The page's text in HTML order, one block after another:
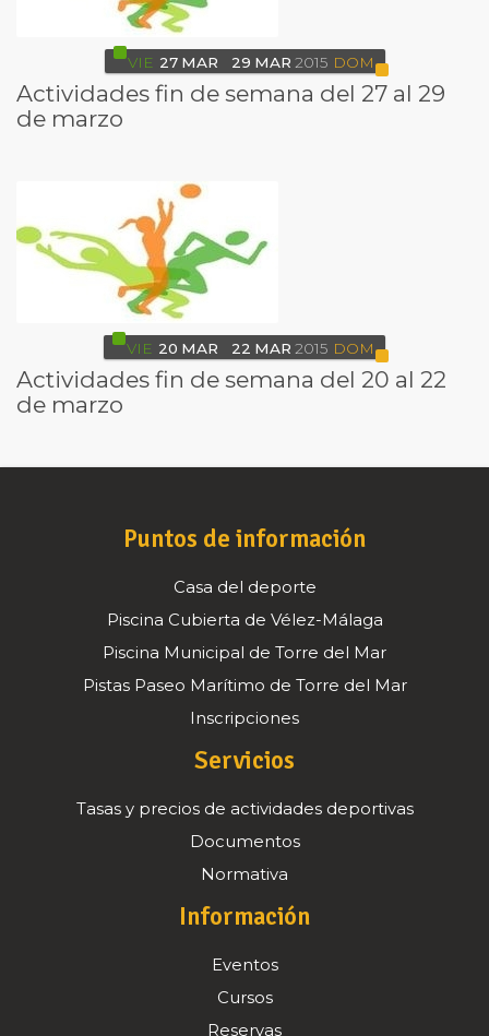
VIE 27 MAR 29 MAR 2015 DOM
Actividades fin de semana del 27 al 29
de marzo
VIE 20 MAR 22 MAR 2015 DOM
Actividades fin de semana del 20 al 22
de marzo
Puntos de información
Casa del deporte
Piscina Cubierta de Vélez-Málaga
Piscina Municipal de Torre del Mar
Pistas Paseo Marítimo de Torre del Mar
Inscripciones
Servicios
Tasas y precios de actividades deportivas
Documentos
Normativa
Información
Eventos
Cursos
Reservas